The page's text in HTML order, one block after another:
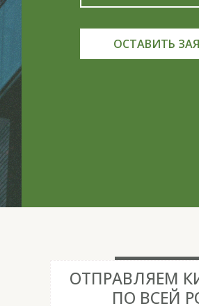
ОСТАВИТЬ
ОТПРАВЛЯЕМ
ПО ВСЕЙ